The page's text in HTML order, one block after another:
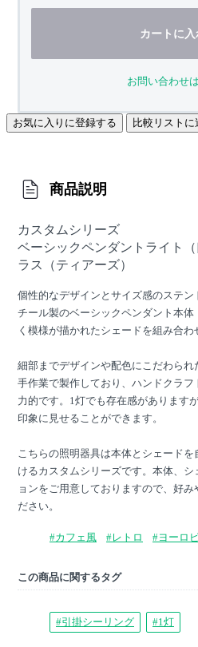
カートに入
お問い合わせ
お気に入りに登録する 比較リストに
商品説明
カスタムシリーズ
ベーシックペンダントライト
ラス（ティアーズ）
個性的なデザインとサイズ感のステ
チール製のベーシックペンダント本
く模様が描かれたシェードを組み合わ
細部までデザインや配色にこだわら
手作業で製作しており、ハンドクラ
力的です。1灯でも存在感があります
印象に見せることができます。
こちらの照明器具は本体とシェード
けるカスタムシリーズです。本体、
ョンをご用意しておりますので、好
ださい。
#カフェ風 #レトロ #ヨーロ
この商品に関するタグ
#引掛シーリング #1灯